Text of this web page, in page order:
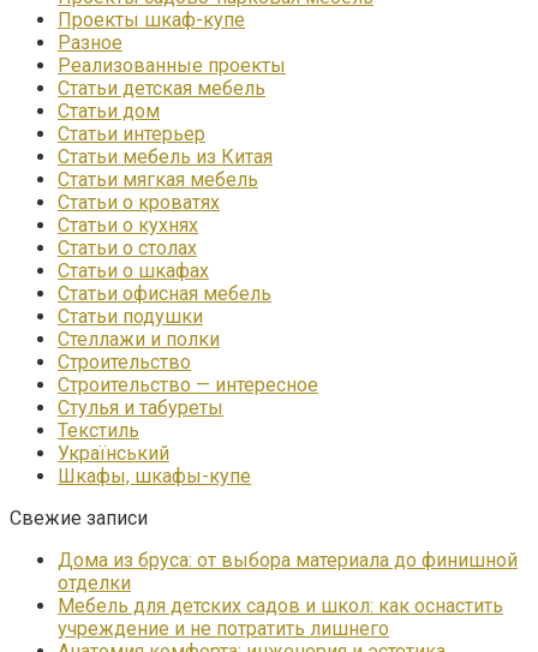
Проекты шкаф-купе
Разное
Реализованные проекты
Статьи детская мебель
Статьи дом
Статьи интерьер
Статьи мебель из Китая
Статьи мягкая мебель
Статьи о кроватях
Статьи о кухнях
Статьи о столах
Статьи о шкафах
Статьи офисная мебель
Статьи подушки
Стеллажи и полки
Строительство
Строительство — интересное
Стулья и табуреты
Текстиль
Український
Шкафы, шкафы-купе
Свежие записи
Дома из бруса: от выбора материала до финишной
отделки
Мебель для детских садов и школ: как оснастить
учреждение и не потратить лишнего